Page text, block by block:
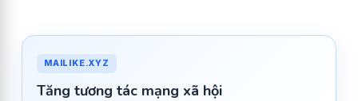
MAILIKE.XYZ
Tăng tương tác mạng xã hội